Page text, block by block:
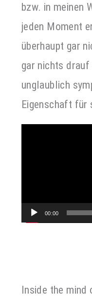
bzw. in meinen
jeden Moment
überhaupt gar
gar nichts
unglaublich
Eigenschaft für
00:00
Inside the